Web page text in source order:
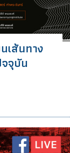
เส้นทาง
จุบัน